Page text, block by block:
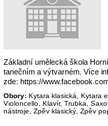
Základní umělecká škola
tanečním a výtvarném. Více
zde: https://
Obory: Kytara klasická, Kytara
Violoncello, Klavír, Trubka,
nástroje, Zpěv klasický, Zpěv